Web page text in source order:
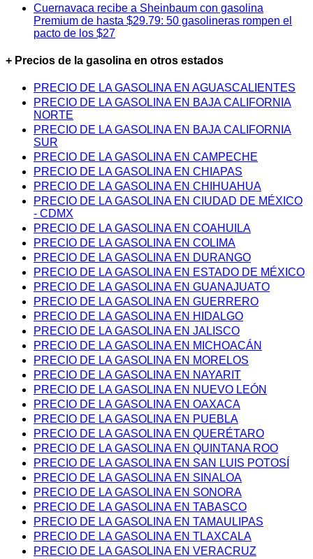
Cuernavaca recibe a Sheinbaum con gasolina
Premium de hasta $29.79: 50 gasolineras rompen el
pacto de los $27
+ Precios de la gasolina en otros estados
PRECIO DE LA GASOLINA EN AGUASCALIENTES
PRECIO DE LA GASOLINA EN BAJA CALIFORNIA
NORTE
PRECIO DE LA GASOLINA EN BAJA CALIFORNIA
SUR
PRECIO DE LA GASOLINA EN CAMPECHE
PRECIO DE LA GASOLINA EN CHIAPAS
PRECIO DE LA GASOLINA EN CHIHUAHUA
PRECIO DE LA GASOLINA EN CIUDAD DE MÉXICO
- CDMX
PRECIO DE LA GASOLINA EN COAHUILA
PRECIO DE LA GASOLINA EN COLIMA
PRECIO DE LA GASOLINA EN DURANGO
PRECIO DE LA GASOLINA EN ESTADO DE MÉXICO
PRECIO DE LA GASOLINA EN GUANAJUATO
PRECIO DE LA GASOLINA EN GUERRERO
PRECIO DE LA GASOLINA EN HIDALGO
PRECIO DE LA GASOLINA EN JALISCO
PRECIO DE LA GASOLINA EN MICHOACÁN
PRECIO DE LA GASOLINA EN MORELOS
PRECIO DE LA GASOLINA EN NAYARIT
PRECIO DE LA GASOLINA EN NUEVO LEÓN
PRECIO DE LA GASOLINA EN OAXACA
PRECIO DE LA GASOLINA EN PUEBLA
PRECIO DE LA GASOLINA EN QUERÉTARO
PRECIO DE LA GASOLINA EN QUINTANA ROO
PRECIO DE LA GASOLINA EN SAN LUIS POTOSÍ
PRECIO DE LA GASOLINA EN SINALOA
PRECIO DE LA GASOLINA EN SONORA
PRECIO DE LA GASOLINA EN TABASCO
PRECIO DE LA GASOLINA EN TAMAULIPAS
PRECIO DE LA GASOLINA EN TLAXCALA
PRECIO DE LA GASOLINA EN VERACRUZ